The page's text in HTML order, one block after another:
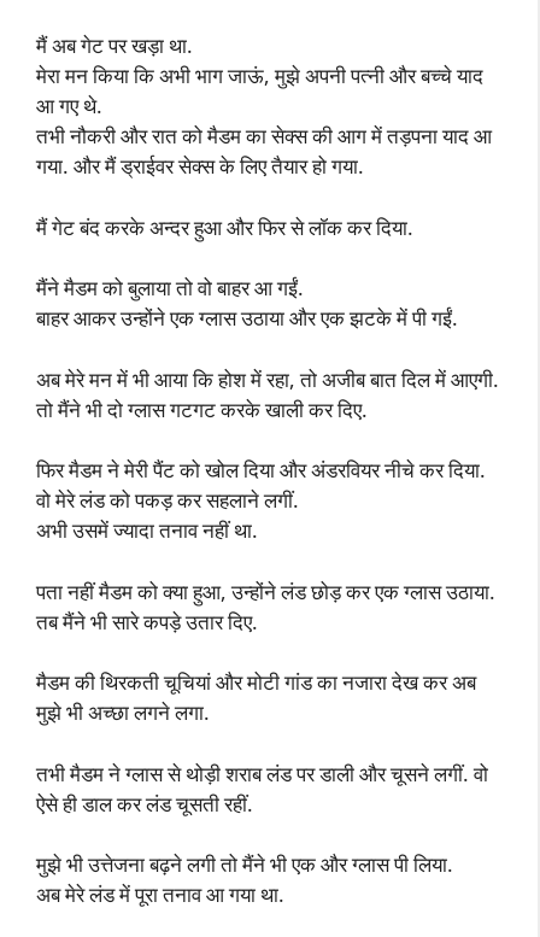
मैं अब गेट पर खड़ा था.
मेरा मन किया कि अभी भाग जाऊं, मुझे अपनी पत्नी और बच्चे याद
आ गए थे.
तभी नौकरी और रात को मैडम का सेक्स की आग में तड़पना याद आ
गया. और मैं ड्राईवर सेक्स के लिए तैयार हो गया.
मैं गेट बंद करके अन्दर हुआ और फिर से लॉक कर दिया.
मैंने मैडम को बुलाया तो वो बाहर आ गईं.
बाहर आकर उन्होंने एक ग्लास उठाया और एक झटके में पी गईं.
अब मेरे मन में भी आया कि होश में रहा, तो अजीब बात दिल में आएगी.
तो मैंने भी दो ग्लास गटगट करके खाली कर दिए.
फिर मैडम ने मेरी पैंट को खोल दिया और अंडरवियर नीचे कर दिया.
वो मेरे लंड को पकड़ कर सहलाने लगीं.
अभी उसमें ज्यादा तनाव नहीं था.
पता नहीं मैडम को क्या हुआ, उन्होंने लंड छोड़ कर एक ग्लास उठाया.
तब मैंने भी सारे कपड़े उतार दिए.
मैडम की थिरकती चूचियां और मोटी गांड का नजारा देख कर अब
मुझे भी अच्छा लगने लगा.
तभी मैडम ने ग्लास से थोड़ी शराब लंड पर डाली और चूसने लगीं. वो
ऐसे ही डाल कर लंड चूसती रहीं.
मुझे भी उत्तेजना बढ़ने लगी तो मैंने भी एक और ग्लास पी लिया.
अब मेरे लंड में पूरा तनाव आ गया था.